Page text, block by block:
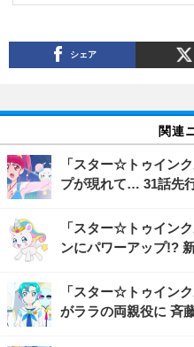
シェア
関連
「スター☆トゥイン
プが現れて… 31話先
「スター☆トゥイン
ンにパワーアップ!?
「スター☆トゥイン
がララの両親役に 斉